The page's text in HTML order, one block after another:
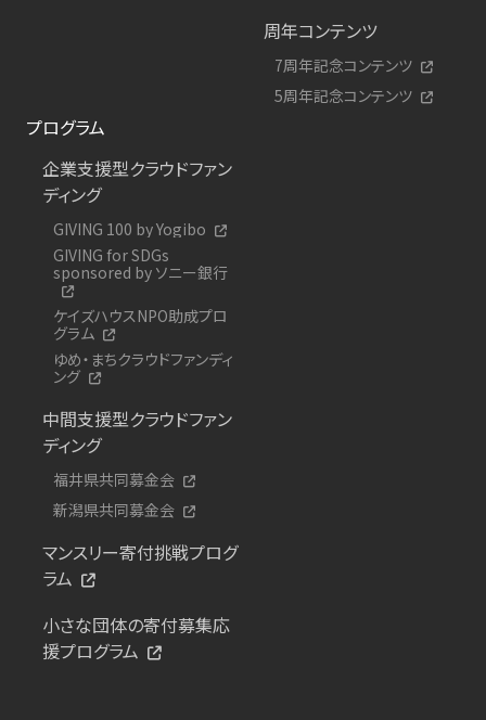
周年コンテンツ
7周年記念コンテンツ
5周年記念コンテンツ
プログラム
企業支援型クラウドファン
ディング
GIVING 100 by Yogibo
GIVING for SDGs
sponsored by ソニー銀行
ケイズハウスNPO助成プロ
グラム
ゆめ・まちクラウドファンディ
ング
中間支援型クラウドファン
ディング
福井県共同募金会
新潟県共同募金会
マンスリー寄付挑戦プログ
ラム
小さな団体の寄付募集応
援プログラム